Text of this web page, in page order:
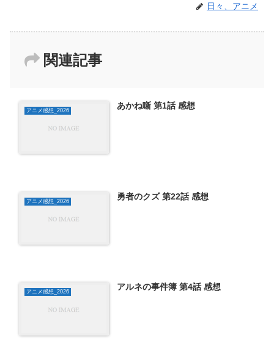
日々、アニメ
関連記事
アニメ感想_2026 あかね噺 第1話 感想
アニメ感想_2026 勇者のクズ 第22話 感想
アニメ感想_2026 アルネの事件簿 第4話 感想